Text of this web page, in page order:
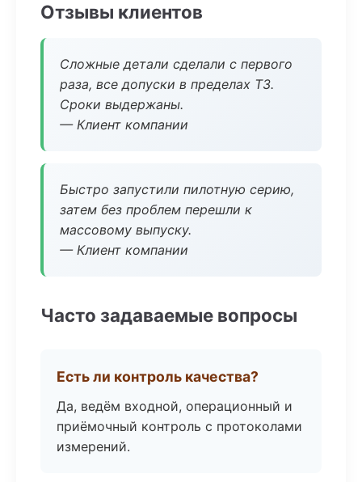
Отзывы клиентов
Сложные детали сделали с первого
раза, все допуски в пределах ТЗ.
Сроки выдержаны.
— Клиент компании
Быстро запустили пилотную серию,
затем без проблем перешли к
массовому выпуску.
— Клиент компании
Часто задаваемые вопросы
Есть ли контроль качества?
Да, ведём входной, операционный и
приёмочный контроль с протоколами
измерений.